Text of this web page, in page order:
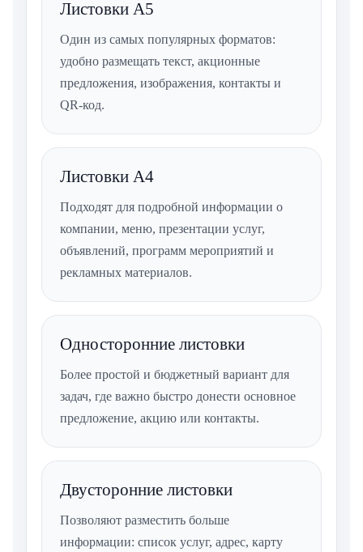
Листовки А5
Один из самых популярных форматов:
удобно размещать текст, акционные
предложения, изображения, контакты и
QR-код.
Листовки А4
Подходят для подробной информации о
компании, меню, презентации услуг,
объявлений, программ мероприятий и
рекламных материалов.
Односторонние листовки
Более простой и бюджетный вариант для
задач, где важно быстро донести основное
предложение, акцию или контакты.
Двусторонние листовки
Позволяют разместить больше
информации: список услуг, адрес, карту